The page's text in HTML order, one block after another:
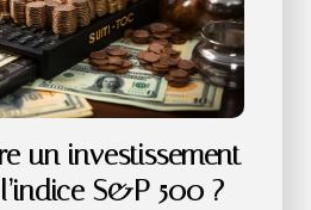
un investissement
S&P 500 ?